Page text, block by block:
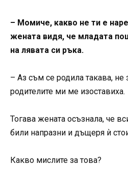
– Момиче, какво не ти е
жената видя, че младата
на лявата си ръка.
– Аз съм се родила такава,
родителите ми ме изоставиха.
Тогава жената осъзнала, че
били напразни и дъщеря ѝ
Какво мислите за това?